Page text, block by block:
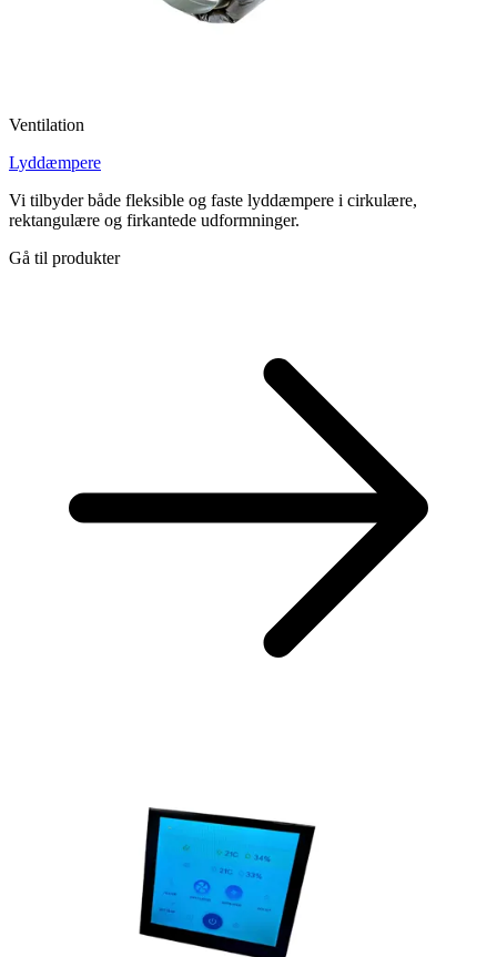
Ventilation
Lyddæmpere
Vi tilbyder både fleksible og faste lyddæmpere i cirkulære,
rektangulære og firkantede udformninger.
Gå til produkter